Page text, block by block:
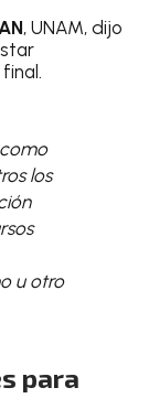
, UNAM, dijo
los
u otro
para